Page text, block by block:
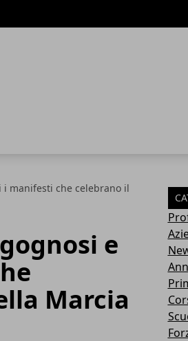
i manifesti che celebrano il
e
Marcia